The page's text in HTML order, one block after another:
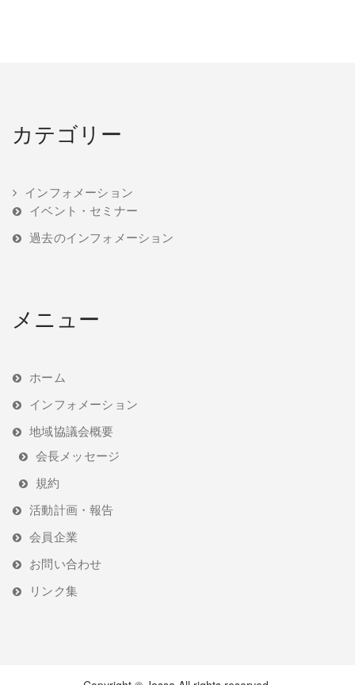
カテゴリー
インフォメーション
イベント・セミナー
過去のインフォメーション
メニュー
ホーム
インフォメーション
地域協議会概要
会長メッセージ
規約
活動計画・報告
会員企業
お問い合わせ
リンク集